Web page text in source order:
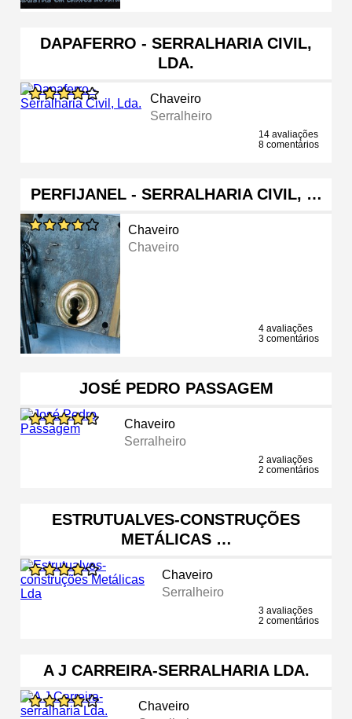
DAPAFERRO - SERRALHARIA CIVIL,
LDA.
Chaveiro
Serralheiro
14 avaliações
8 comentários
PERFIJANEL - SERRALHARIA CIVIL, …
Chaveiro
Chaveiro
4 avaliações
3 comentários
JOSÉ PEDRO PASSAGEM
Chaveiro
Serralheiro
2 avaliações
2 comentários
ESTRUTUALVES-CONSTRUÇÕES
METÁLICAS …
Chaveiro
Serralheiro
3 avaliações
2 comentários
A J CARREIRA-SERRALHARIA LDA.
Chaveiro